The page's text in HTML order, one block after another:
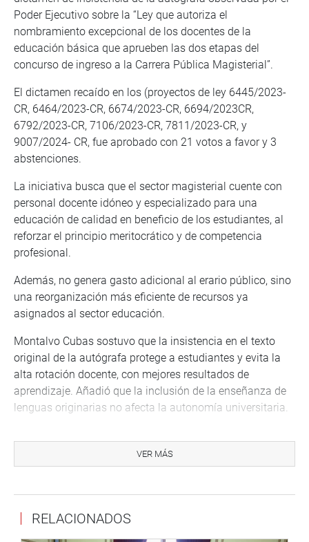
Poder Ejecutivo sobre la “Ley que autoriza el
nombramiento excepcional de los docentes de la
educación básica que aprueben las dos etapas del
concurso de ingreso a la Carrera Pública Magisterial”.
El dictamen recaído en los (proyectos de ley 6445/2023-
CR, 6464/2023-CR, 6674/2023-CR, 6694/2023CR,
6792/2023-CR, 7106/2023-CR, 7811/2023-CR, y
9007/2024- CR, fue aprobado con 21 votos a favor y 3
abstenciones.
La iniciativa busca que el sector magisterial cuente con
personal docente idóneo y especializado para una
educación de calidad en beneficio de los estudiantes, al
reforzar el principio meritocrático y de competencia
profesional.
Además, no genera gasto adicional al erario público, sino
una reorganización más eficiente de recursos ya
asignados al sector educación.
Montalvo Cubas sostuvo que la insistencia en el texto
original de la autógrafa protege a estudiantes y evita la
alta rotación docente, con mejores resultados de
aprendizaje. Añadió que la inclusión de la enseñanza de
lenguas originarias no afecta la autonomía universitaria.
días para actualizar el padrón de instituciones
interculturales bilingües es viable.
También fue aprobado, por unanimidad (23 votos), el
dictamen de insistencia de la autógrafa observada por el
Poder Ejecutivo sobre la “Ley que modifica la Ley 29944,
VER MÁS
RELACIONADOS